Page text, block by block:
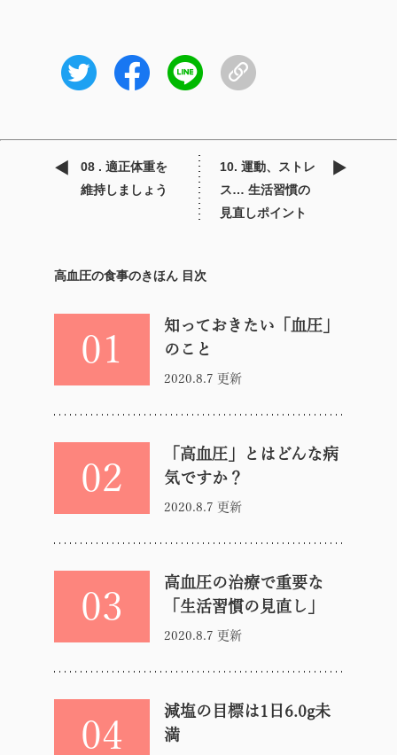
08 . 適正体重を
維持しましょう
10. 運動、ストレ
ス… 生活習慣の
見直しポイント
高血圧の食事のきほん 目次
01
知っておきたい「血圧」
のこと
2020.8.7 更新
02
「高血圧」とはどんな病
気ですか？
2020.8.7 更新
03
高血圧の治療で重要な
「生活習慣の見直し」
2020.8.7 更新
04
減塩の目標は1日6.0g未
満